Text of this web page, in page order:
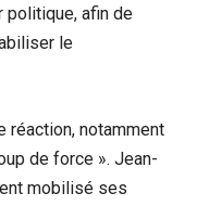
politique, afin de
le
réaction, notamment
de force ». Jean-
mobilisé ses